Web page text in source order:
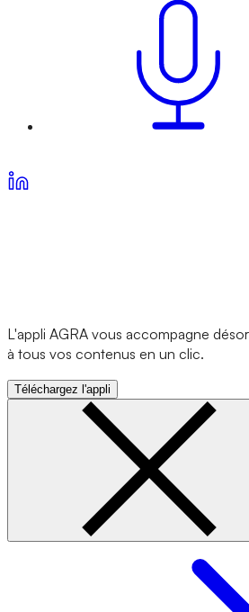
L'appli AGRA vous accompagne
à tous vos contenus en un clic.
Téléchargez l'appli